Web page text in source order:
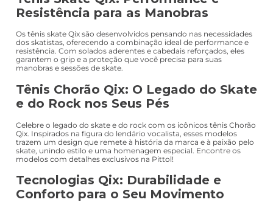
Resistência para as Manobras
Os tênis skate Qix são desenvolvidos pensando nas necessidades
dos skatistas, oferecendo a combinação ideal de performance e
resistência. Com solados aderentes e cabedais reforçados, eles
garantem o grip e a proteção que você precisa para suas
manobras e sessões de skate.
Tênis Chorão Qix: O Legado do Skate
e do Rock nos Seus Pés
Celebre o legado do skate e do rock com os icônicos tênis Chorão
Qix. Inspirados na figura do lendário vocalista, esses modelos
trazem um design que remete à história da marca e à paixão pelo
skate, unindo estilo e uma homenagem especial. Encontre os
modelos com detalhes exclusivos na Pittol!
Tecnologias Qix: Durabilidade e
Conforto para o Seu Movimento